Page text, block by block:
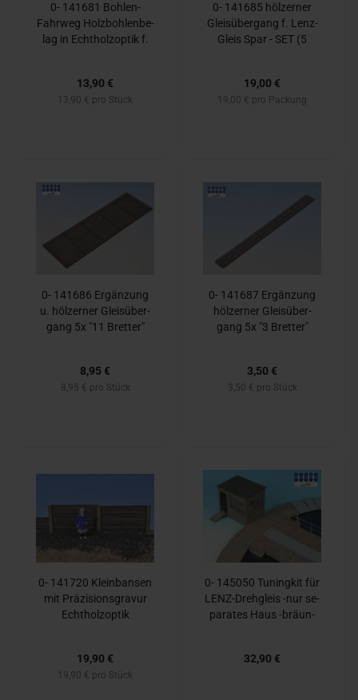
0- 141681 Bohlen-​​
Fahr­weg Holz­boh­len­be­
lag in Echt­holz­op­tik f.
13,90 €
13,90 € pro Stück
0- 141685 höl­zer­ner
Gleis­über­gang f. Lenz-​
Gleis Spar - SET (5
19,00 €
19,00 € pro Packung
0- 141686 Er­gän­zung
u. höl­zer­ner Gleis­über­
gang 5x "11 Bret­ter"
8,95 €
8,95 € pro Stück
0- 141687 Er­gän­zung
höl­zer­ner Gleis­über­
gang 5x "3 Bret­ter"
3,50 €
3,50 € pro Stück
0- 141720 Klein­ban­sen
mit Prä­zi­si­ons­gra­vur
Echt­holz­op­tik
19,90 €
19,90 € pro Stück
0- 145050 Tu­n­ing­kit für
LENZ-​Dreh­gleis -nur se­
pa­ra­tes Haus -​bräun­
32,90 €